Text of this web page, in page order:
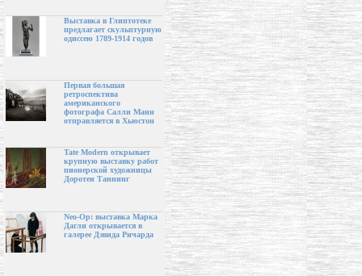
Выставка в Глиптотеке
предлагает скульптурную
одиссею 1789-1914 годов
Первая большая
ретроспектива
американского
фотографа Салли Манн
отправляется в Хьюстон
Tate Modern открывает
крупную выставку работ
пионерской художницы
Доротеи Таннинг
Neo-Op: выставка Марка
Дагли открывается в
галерее Дэвида Ричарда